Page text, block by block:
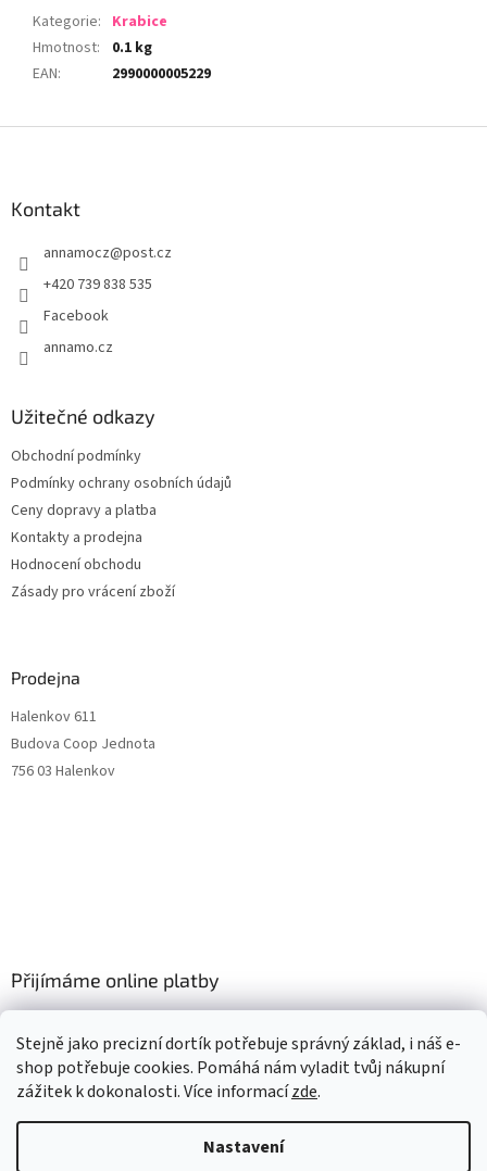
Stejně jako precizní dortík potřebuje správný základ, i náš e-
shop potřebuje cookies. Pomáhá nám vyladit tvůj nákupní
zážitek k dokonalosti. Více informacízde.
Nastavení
Kategorie: Krabice
Hmotnost:
0.1 kg
EAN: 2990000005229
Kontakt
annamocz@post.cz
+420 739 838 535
Facebook
annamo.cz
Užitečné odkazy
Obchodní podmínky
Podmínky ochrany osobních údajů
Ceny dopravy a platba
Kontakty a prodejna
Hodnocení obchodu
Zásady pro vrácení zboží
Prodejna
Halenkov 611
Budova Coop Jednota
756 03 Halenkov
Přijímáme online platby